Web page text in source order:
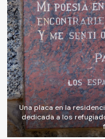
Una placa en la
dedicada a los